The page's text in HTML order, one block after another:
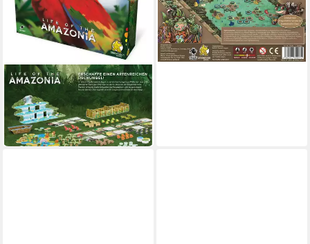
PEGASUS
Spiel Pegasus Life of the
Amazonia, Brettspiel
65,79 €
in 4-5 Werktagen bei dir